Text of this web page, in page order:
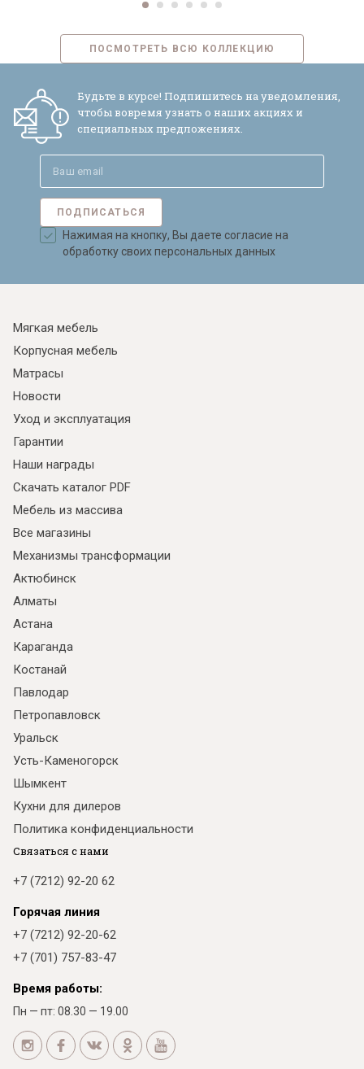
ПОСМОТРЕТЬ ВСЮ КОЛЛЕКЦИЮ
Будьте в курсе! Подпишитесь на уведомления,
чтобы вовремя узнать о наших акциях и
специальных предложениях.
ПОДПИСАТЬСЯ
Нажимая на кнопку, Вы даете согласие на
обработку своих персональных данных
Мягкая мебель
Корпусная мебель
Матрасы
Новости
Уход и эксплуатация
Гарантии
Наши награды
Скачать каталог PDF
Мебель из массива
Все магазины
Механизмы трансформации
Актюбинск
Алматы
Астана
Караганда
Костанай
Павлодар
Петропавловск
Уральск
Усть-Каменогорск
Шымкент
Кухни для дилеров
Политика конфиденциальности
Связаться с нами
+7 (7212) 92-20 62
Горячая линия
+7 (7212) 92-20-62
+7 (701) 757-83-47
Время работы:
Пн — пт: 08.30 — 19.00